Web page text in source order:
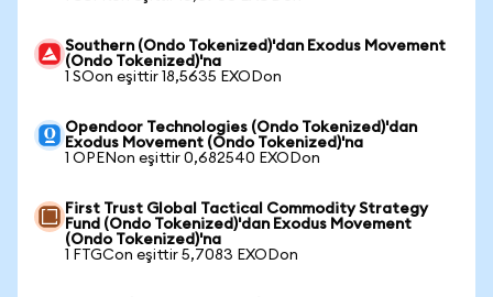
Southern (Ondo Tokenized)'dan Exodus Movement
(Ondo Tokenized)'na
1 SOon eşittir 18,5635 EXODon
Opendoor Technologies (Ondo Tokenized)'dan
Exodus Movement (Ondo Tokenized)'na
1 OPENon eşittir 0,682540 EXODon
First Trust Global Tactical Commodity Strategy
Fund (Ondo Tokenized)'dan Exodus Movement
(Ondo Tokenized)'na
1 FTGCon eşittir 5,7083 EXODon